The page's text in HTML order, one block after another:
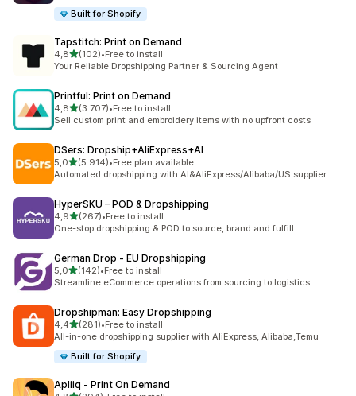
Built for Shopify
Tapstitch: Print on Demand
4,8na 5 gwiazdek
(102)
Łączna liczba recenzji: 102
•Free to install
Your Reliable Dropshipping Partner & Sourcing Agent
Printful: Print on Demand
4,8na 5 gwiazdek
(3 707)
Łączna liczba recenzji: 3707
•Free to install
Sell custom print and embroidery items with no upfront costs
DSers: Dropship+AliExpress+AI
5,0na 5 gwiazdek
(5 914)
Łączna liczba recenzji: 5914
•Free plan available
Automated dropshipping with AI&AliExpress/Alibaba/US supplier
HyperSKU – POD & Dropshipping
4,9na 5 gwiazdek
(267)
Łączna liczba recenzji: 267
•Free to install
One-stop dropshipping & POD to source, brand and fulfill
German Drop ‑ EU Dropshipping
5,0na 5 gwiazdek
(142)
Łączna liczba recenzji: 142
•Free to install
Streamline eCommerce operations from sourcing to logistics.
Dropshipman: Easy Dropshipping
4,4na 5 gwiazdek
(281)
Łączna liczba recenzji: 281
•Free to install
All-in-one dropshipping supplier with AliExpress, Alibaba,Temu
Built for Shopify
Apliiq ‑ Print On Demand